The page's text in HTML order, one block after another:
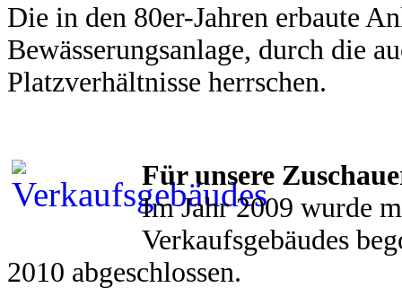
Die in den 80er-Jahren erbaute
Bewässerungsanlage, durch die
Platzverhältnisse herrschen.
Für unsere
Im Jahr 2009 wurde
Verkaufsgebäudes
2010 abgeschlossen.